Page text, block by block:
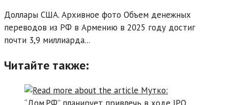
Доллары США. Архивное фото Объем денежных
переводов из РФ в Армению в 2025 году достиг
почти 3,9 миллиарда...
Читайте также: